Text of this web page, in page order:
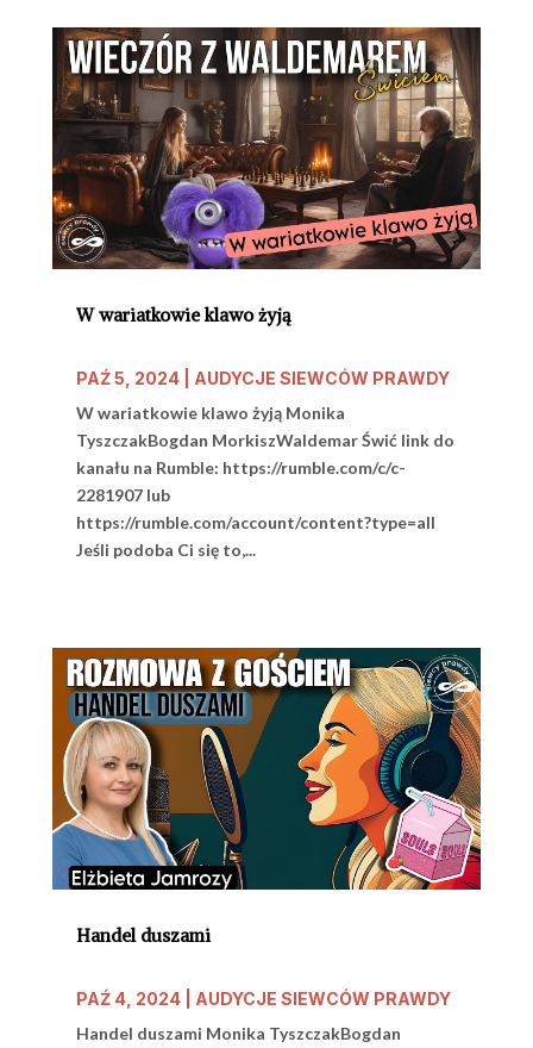
W wariatkowie klawo żyją
PAŹ 5, 2024| AUDYCJE SIEWCÓW PRAWDY
W wariatkowie klawo żyją Monika
TyszczakBogdan MorkiszWaldemar Świć link do
kanału na Rumble: https://rumble.com/c/c-
2281907 lub
https://rumble.com/account/content?type=all
Jeśli podoba Ci się to,...
Handel duszami
PAŹ 4, 2024| AUDYCJE SIEWCÓW PRAWDY
Handel duszami Monika TyszczakBogdan